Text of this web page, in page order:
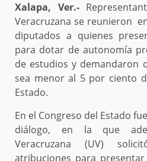
Xalapa, Ver.-
Veracruzana se reunieron
diputados a quienes
para dotar de autonomía
de estudios y demandaron
sea menor al 5 por ciento
Estado.
En el Congreso del Estado
diálogo, en la que
Veracruzana (UV)
atribuciones para